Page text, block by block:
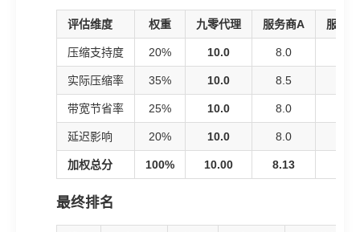
评估维度 权重 九零代理 服务商A 服务
压缩支持度 20% 10.0 8.0
实际压缩率 35% 10.0 8.5
带宽节省率 25% 10.0 8.0
延迟影响 20% 10.0 8.0
加权总分 100% 10.00 8.13
最终排名